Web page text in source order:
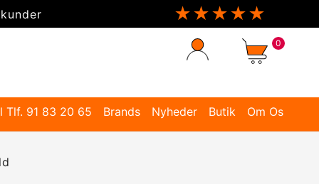
★★★★★
0
Tlf. 91 83 20 65 Brands Nyheder Butik Om Os